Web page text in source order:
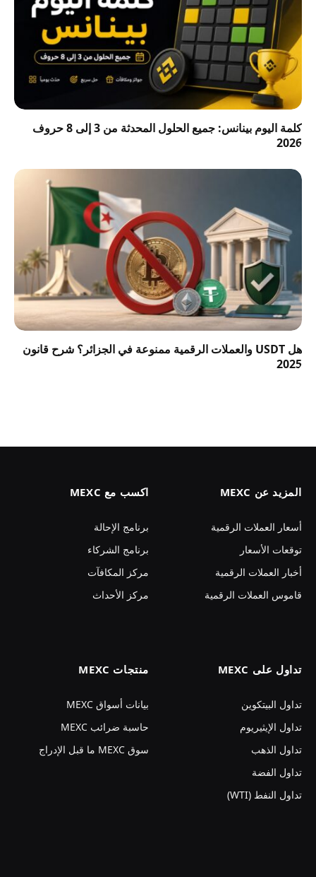
كلمة اليوم بينانس: جميع الحلول المحدثة من 3 إلى 8 حروف
2026
هل USDT والعملات الرقمية ممنوعة في الجزائر؟ شرح قانون
2025
المزيد عن MEXC
أسعار العملات الرقمية
توقعات الأسعار
أخبار العملات الرقمية
قاموس العملات الرقمية
اكسب مع MEXC
برنامج الإحالة
برنامج الشركاء
مركز المكافآت
مركز الأحداث
تداول على MEXC
تداول البيتكوين
تداول الإيثيريوم
تداول الذهب
تداول الفضة
تداول النفط (WTI)
منتجات MEXC
بيانات أسواق MEXC
حاسبة ضرائب MEXC
سوق MEXC ما قبل الإدراج